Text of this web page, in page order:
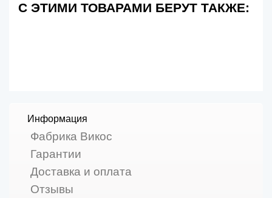
С ЭТИМИ ТОВАРАМИ БЕРУТ ТАКЖЕ:
Информация
Фабрика Викос
Гарантии
Доставка и оплата
Отзывы